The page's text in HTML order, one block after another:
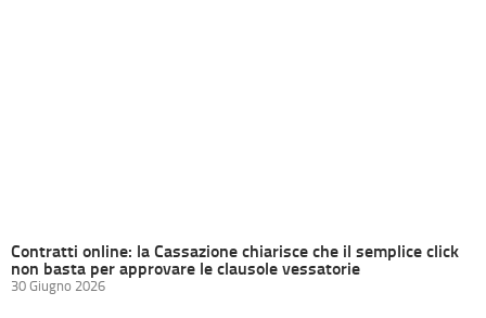
Contratti online: la Cassazione chiarisce che il semplice click
non basta per approvare le clausole vessatorie
30 Giugno 2026